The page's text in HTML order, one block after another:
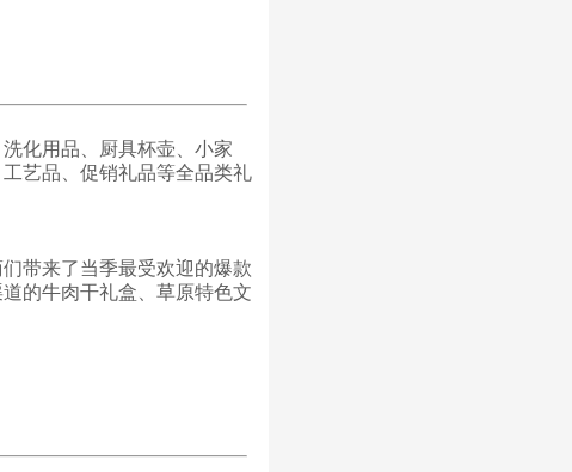
化用品、厨具杯壶、小家
艺品、促销礼品等全品类礼
带来了当季最受欢迎的爆款
的牛肉干礼盒、草原特色文